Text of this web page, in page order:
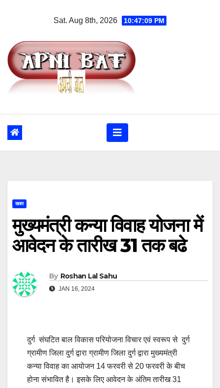
Sat. Aug 8th, 2026 10:47:10 PM
खबर
मुख्यमंत्री कन्या विवाह योजना में
आवेदन के तारीख 31 तक बढे
By Roshan Lal Sahu
JAN 16, 2024
दुर्ग संघटित बाल विकास परियोजना विचार एवं स्वरूप से दुर्ग
ग्रामीण जिला दुर्ग द्वारा ग्रामीण जिला दुर्ग द्वारा मुख्यमंत्री
कन्या विवाह का आयोजन 14 फरवरी से 20 फरवरी के बीच
होना संभावित है। इसके लिए आवेदन के अंतिम तारीख 31